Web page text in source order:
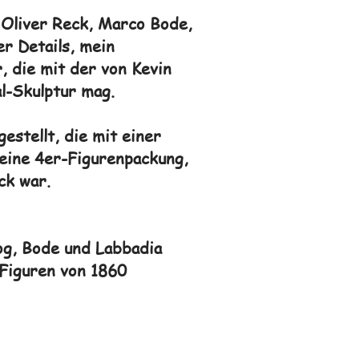
Reck, Marco Bode,
Details, mein
die mit der von Kevin
Skulptur mag.
die mit einer
4er-Figurenpackung,
war.
Bode und Labbadia
von 1860